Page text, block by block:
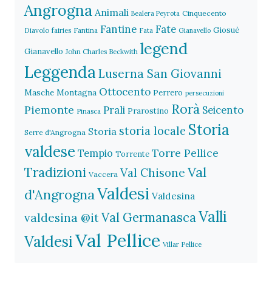
Angrogna Animali Bealera Peyrota Cinquecento
Diavolo fairies Fantina Fantine Fata Fate Gianavello Giosuè
Gianavello John Charles Beckwith legend
Leggenda Luserna San Giovanni
Masche Montagna Ottocento Perrero persecuzioni
Piemonte Pinasca Prali Prarostino Rorà Seicento
Serre d'Angrogna Storia storia locale Storia
valdese Tempio Torrente Torre Pellice
Tradizioni Vaccera Val Chisone Val
d'AngrognaValdesi Valdesina
valdesina @itVal GermanascaValli
ValdesiVal Pellice Villar Pellice